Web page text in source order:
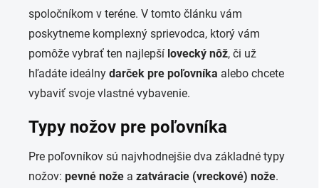
spoločníkom v teréne. V tomto článku vám
poskytneme komplexný sprievodca, ktorý vám
pomôže vybrať ten najlepší lovecký nôž, či už
hľadáte ideálny darček pre poľovníka alebo chcete
vybaviť svoje vlastné vybavenie.
Typy nožov pre poľovníka
Pre poľovníkov sú najvhodnejšie dva základné typy
nožov: pevné nože a zatváracie (vreckové) nože.